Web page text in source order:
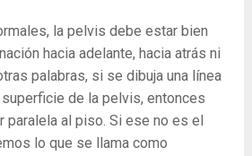
la pelvis debe estar bien
hacia adelante, hacia atrás ni
palabras, si se dibuja una línea
de la pelvis, entonces
paralela al piso. Si ese no es el
lo que se llama como